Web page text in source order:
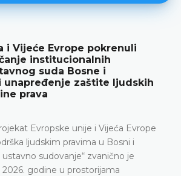
i Vijeće Evrope pokrenuli
institucionalnih
suda Bosne i
unapređenje zaštite ljudskih
prava
Evropske unije i Vijeća Evrope
ljudskim pravima u Bosni i
sudovanje“ zvanično je
godine u prostorijama